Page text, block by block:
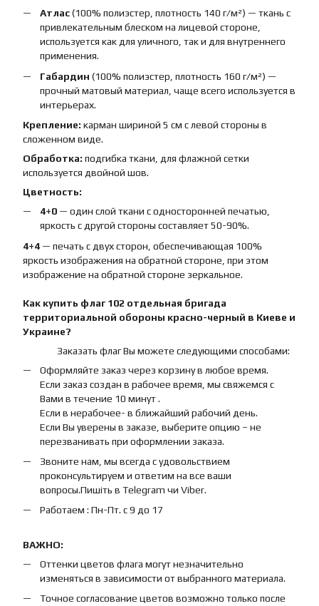
Атлас(100% полиэстер, плотность 140 г/м²) — ткань с
привлекательным блеском на лицевой стороне,
используется как для уличного, так и для внутреннего
применения.
Габардин (100% полиэстер, плотность 160 г/м²) —
прочный матовый материал, чаще всего используется в
интерьерах.
Крепление: карман шириной 5 см с левой стороны в
сложенном виде.
Обработка: подгибка ткани, для флажной сетки
используется двойной шов.
Цветность:
4+0 — один слой ткани с односторонней печатью,
яркость с другой стороны составляет 50-90%.
4+4 — печать с двух сторон, обеспечивающая 100%
яркость изображения на обратной стороне, при этом
изображение на обратной стороне зеркальное.
Как купить флаг 102 отдельная бригада
территориальной обороны красно-черный в Киеве и
Украине?
Заказать флаг Вы можете следующими способами:
Оформляйте заказ через корзину в любое время.
Если заказ создан в рабочее время, мы свяжемся с
Вами в течение 10 минут .
Если в нерабочее- в ближайший рабочий день.
Если Вы уверены в заказе, выберите опцию – не
перезванивать при оформлении заказа.
Звоните нам, мы всегда с удовольствием
проконсультируем и ответим на все ваши
вопросы.Пишіть в Telegram чи Viber.
Работаем : Пн-Пт. с 9 до 17
ВАЖНО:
Оттенки цветов флага могут незначительно
изменяться в зависимости от выбранного материала.
Точное согласование цветов возможно только после